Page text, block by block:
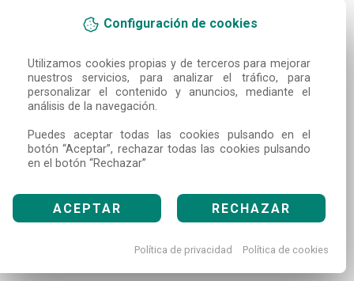
Configuración de cookies
Utilizamos cookies propias y de terceros para mejorar
nuestros servicios, para analizar el tráfico, para
personalizar el contenido y anuncios, mediante el
análisis de la navegación.
Puedes aceptar todas las cookies pulsando en el
botón “Aceptar”, rechazar todas las cookies pulsando
en el botón “Rechazar”
ACEPTAR RECHAZAR
Política de privacidad Política de cookies